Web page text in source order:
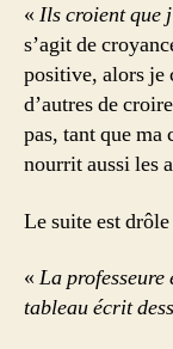
« Ils croient que
s’agit de
positive, alors je
d’autres de
pas, tant que
nourrit aussi les
Le suite est drôle
« La professeure
tableau écrit